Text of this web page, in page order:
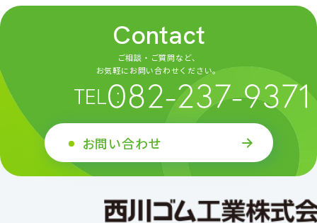
2020
2019
2018
2015
2013
Contact
ご相談・ご質問など、
お気軽にお問い合わせください。
お問い合わせ